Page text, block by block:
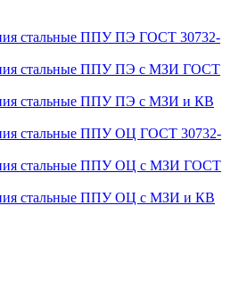
стальные ППУ ПЭ ГОСТ 30732-
стальные ППУ ПЭ с МЗИ ГОСТ
стальные ППУ ПЭ с МЗИ и КВ
стальные ППУ ОЦ ГОСТ 30732-
стальные ППУ ОЦ с МЗИ ГОСТ
стальные ППУ ОЦ с МЗИ и КВ